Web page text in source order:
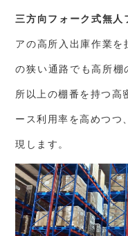
三方向フォーク式無
アの高所入出庫作業
の狭い通路でも高所
所以上の棚番を持つ高
ース利用率を高めつつ
現します。